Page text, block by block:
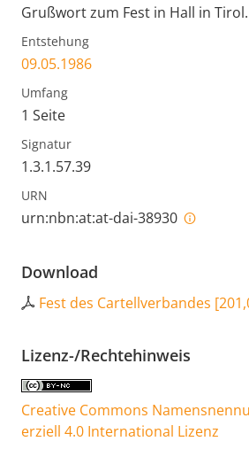
Grußwort zum Fest in Hall in Tirol.
Entstehung
09.05.1986
Umfang
1 Seite
Signatur
1.3.1.57.39
URN
urn:nbn:at:at-dai-38930
Download
Fest des Cartellverbandes [
Lizenz-/Rechtehinweis
Creative Commons
erziell 4.0 International Lizenz